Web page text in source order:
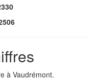
à Vaudrémont.